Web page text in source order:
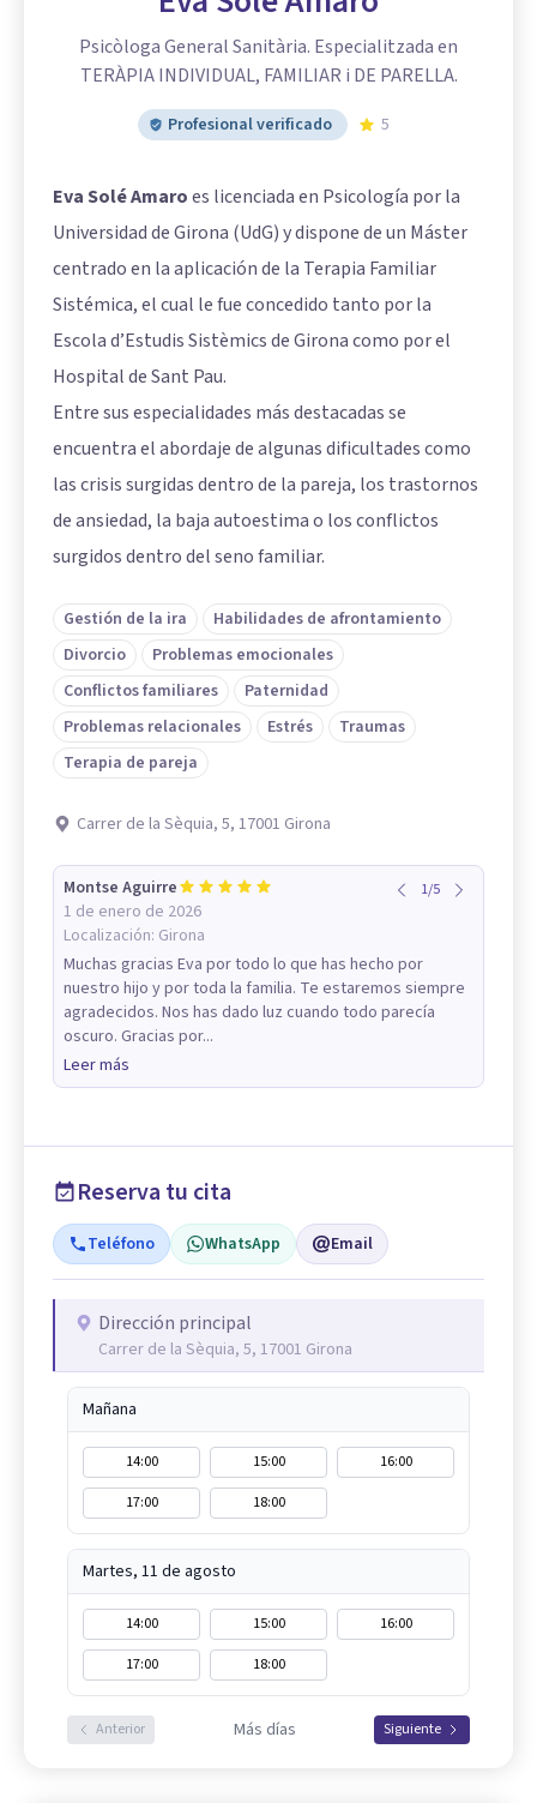
Psicòloga General Sanitària. Especialitzada en
TERÀPIA INDIVIDUAL, FAMILIAR i DE PARELLA.
Profesional verificado 5
Eva Solé Amaroes licenciada en Psicología por la
Universidad de Girona (UdG) y dispone de un Máster
centrado en la aplicación de la Terapia Familiar
Sistémica, el cual le fue concedido tanto por la
Escola d’Estudis Sistèmics de Girona como por el
Hospital de Sant Pau.
Entre sus especialidades más destacadas se
encuentra el abordaje de algunas dificultades como
las crisis surgidas dentro de la pareja, los trastornos
de ansiedad, la baja autoestima o los conflictos
surgidos dentro del seno familiar.
Gestión de la ira
Habilidades de afrontamiento
Divorcio
Problemas emocionales
Conflictos familiares
Paternidad
Problemas relacionales
Estrés
Traumas
Terapia de pareja
Carrer de la Sèquia, 5, 17001 Girona
Montse Aguirre
1 de enero de 2026
Localización: Girona
1/5
Muchas gracias Eva por todo lo que has hecho por
nuestro hijo y por toda la familia. Te estaremos siempre
agradecidos. Nos has dado luz cuando todo parecía
oscuro. Gracias por...
Leer más
Reserva tu cita
Teléfono WhatsApp Email
Dirección principal
Carrer de la Sèquia, 5, 17001 Girona
Mañana
14:00 15:00
16:00
17:00
18:00
Martes, 11 de agosto
14:00 15:00
16:00
17:00
18:00
Anterior Más días Siguiente